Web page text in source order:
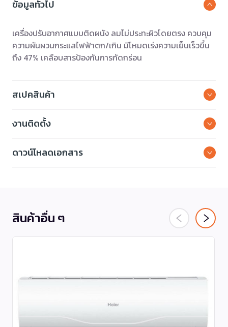
ข้อมูลทั่วไป
เครื่องปรับอากาศแบบติดผนัง ลมไม่ประทะผิวโดยตรง ควบคุม
ความผันผวนกระแสไฟฟ้าตก/เกิน มีโหมดเร่งความเย็นเร็วขึ้น
ถึง 47% เคลือบสารป้องกันการกัดกร่อน
สเปคสินค้า
งานติดตั้ง
ดาวน์โหลดเอกสาร
สินค้าอื่น ๆ